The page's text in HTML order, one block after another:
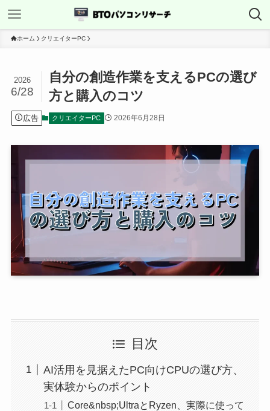
ホーム クリエイターPC
自分の創造作業を支えるPCの選び
方と購入のコツ
2026
6/28
広告 クリエイターPC 2026年6月28日
目次
AI活用を見据えたPC向けCPUの選び方、
実体験からのポイント
Core&nbsp;UltraとRyzen、実際に使って